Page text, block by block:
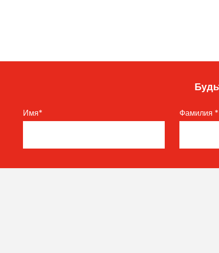
Имя* Фамилия *